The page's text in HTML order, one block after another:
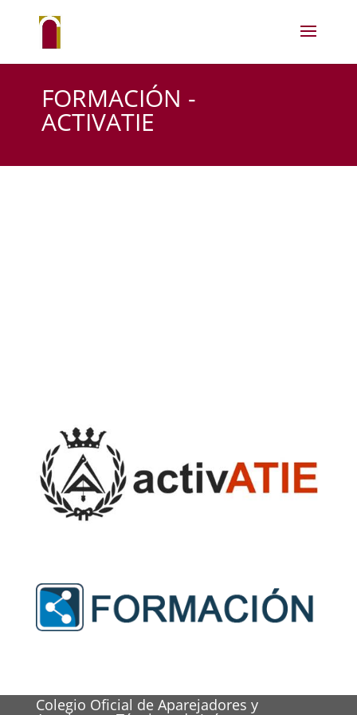
FORMACIÓN -
ACTIVATIE
Colegio Oficial de Aparejadores y